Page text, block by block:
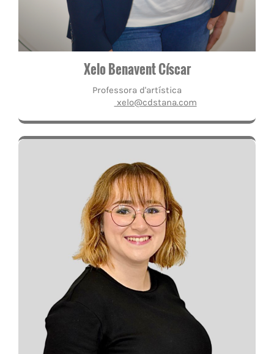
Xelo Benavent Císcar
Professora d'artística
xelo@cdstana.com